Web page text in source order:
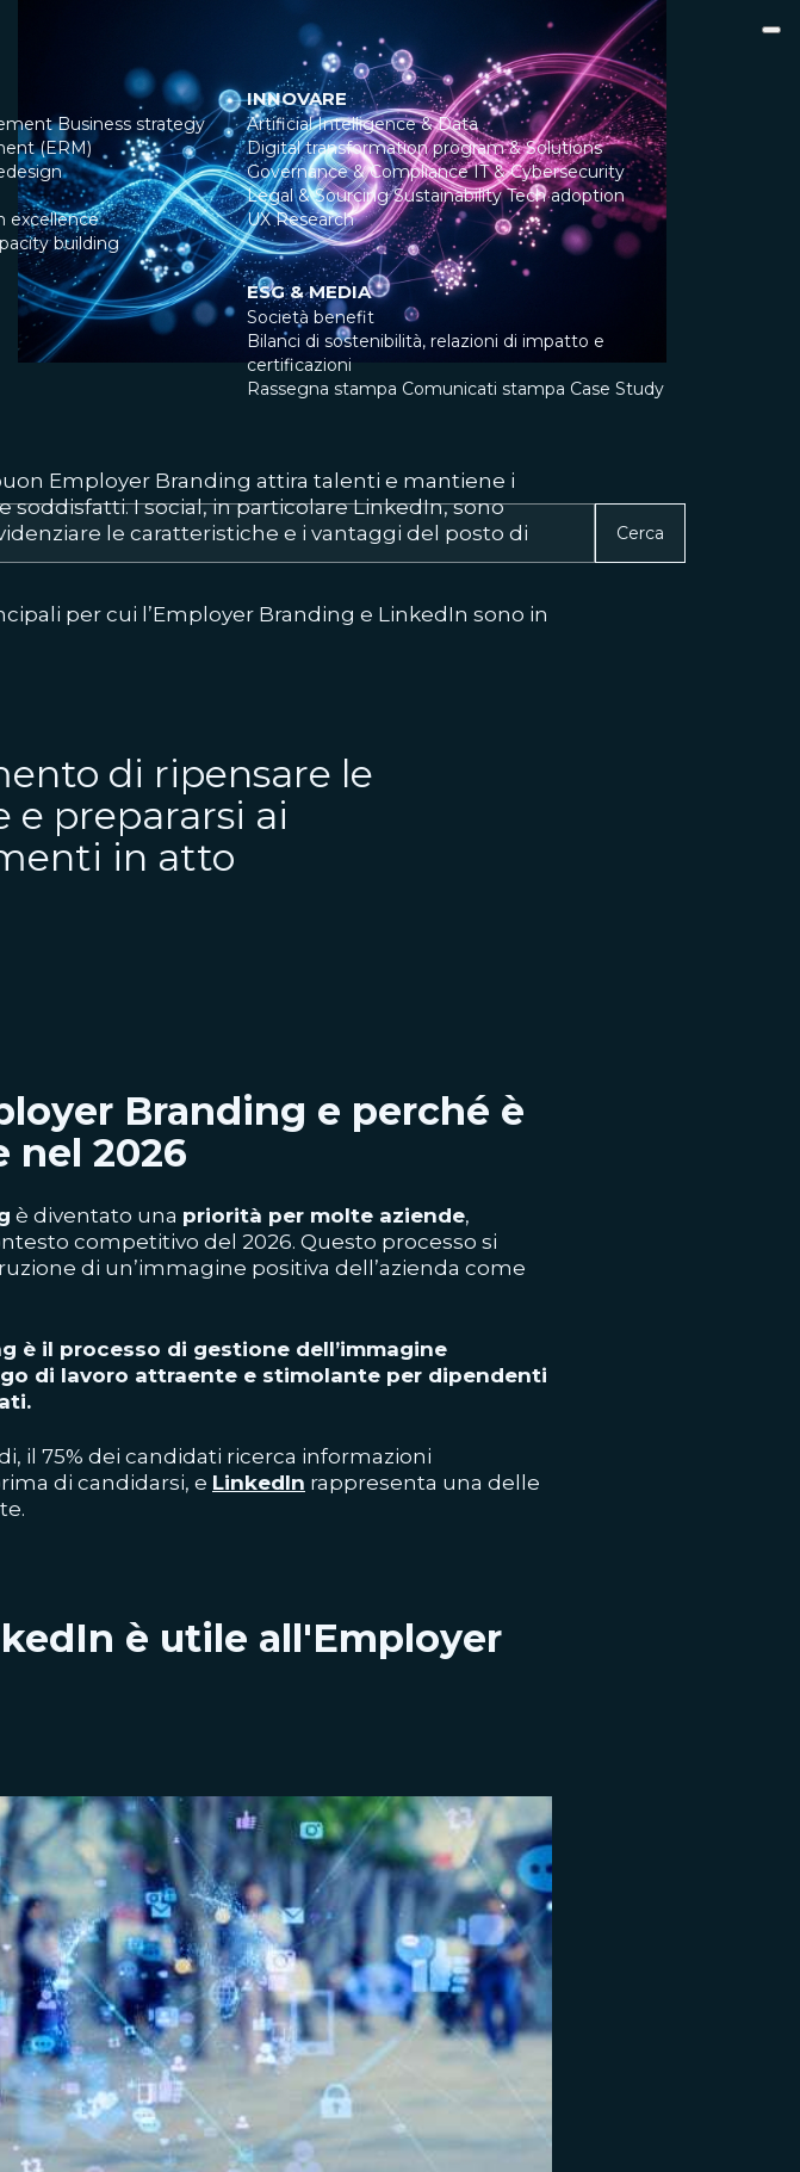
Business strategy
(ERM)
excellence
building
INNOVARE
Artificial Intelligence & Data
Digital transformation program & Solutions
Governance & Compliance IT & Cybersecurity
Legal & Sourcing Sustainability Tech adoption
UX Research
ESG & MEDIA
Società benefit
Bilanci di sostenibilità, relazioni di impatto e
certificazioni
Rassegna stampa Comunicati stampa Case Study
Cerca
Employer Branding attira talenti e mantiene i
soddisfatti. I social, in particolare LinkedIn, sono
le caratteristiche e i vantaggi del posto di
per cui l’Employer Branding e LinkedIn sono in
di ripensare le
e prepararsi ai
in atto
Branding e perché è
nel 2026
è diventato una priorità per molte aziende,
competitivo del 2026. Questo processo si
di un’immagine positiva dell’azienda come
è il processo di gestione dell’immagine
di lavoro attraente e stimolante per dipendenti
il 75% dei candidati ricerca informazioni
di candidarsi, e LinkedIn rappresenta una delle
è utile all'Employer